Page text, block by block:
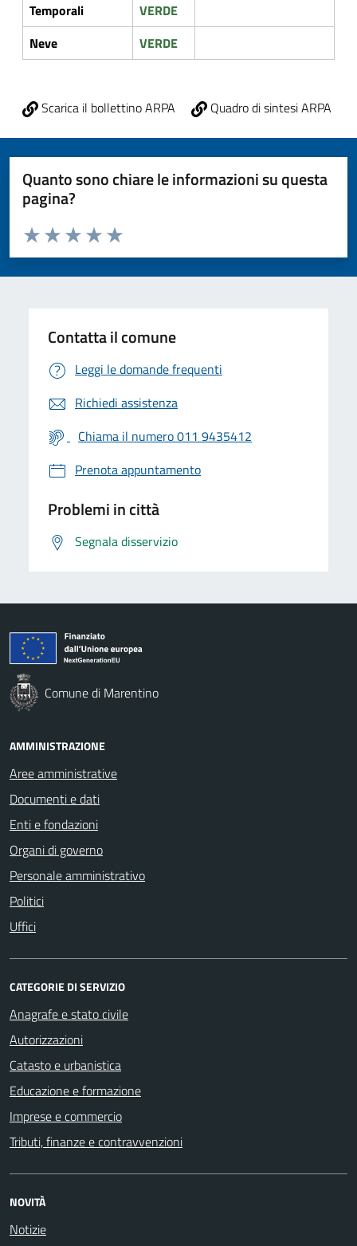
Temporali
VERDE
Neve
VERDE
Scarica il bollettino ARPA Quadro di sintesi ARPA
Quanto sono chiare le informazioni su questa
pagina?
Valuta da 1 a 5 stelle la pagina
Valuta 5 stelle su 5
Valuta 4 stelle su 5
Valuta 3 stelle su 5
Valuta 2 stelle su 5
Valuta 1 stelle su 5
Contatta il comune
Leggi le domande frequenti
Richiedi assistenza
Chiama il numero 011 9435412
Prenota appuntamento
Problemi in città
Segnala disservizio
Comune di Marentino
AMMINISTRAZIONE
Aree amministrative
Documenti e dati
Enti e fondazioni
Organi di governo
Personale amministrativo
Politici
Uffici
CATEGORIE DI SERVIZIO
Anagrafe e stato civile
Autorizzazioni
Catasto e urbanistica
Educazione e formazione
Imprese e commercio
Tributi, finanze e contravvenzioni
NOVITÀ
Notizie